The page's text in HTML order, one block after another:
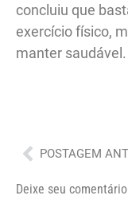
concluiu que
exercício físico,
manter
Anterior
POSTAGEM
Deixe seu comentário